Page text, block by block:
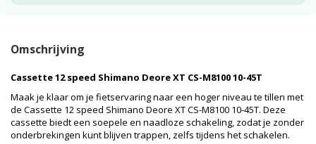
Omschrijving
Cassette 12 speed Shimano Deore XT CS-M8100 10-45T
Maak je klaar om je fietservaring naar een hoger niveau te tillen met
de Cassette 12 speed Shimano Deore XT CS-M8100 10-45T. Deze
cassette biedt een soepele en naadloze schakeling, zodat je zonder
onderbrekingen kunt blijven trappen, zelfs tijdens het schakelen.